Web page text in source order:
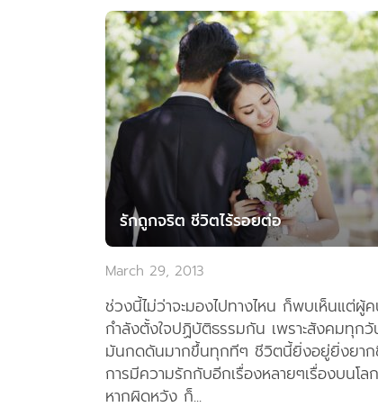
รักถูกจริต ชีวิตไร้รอยต่อ
March 29, 2013
ช่วงนี้ไม่ว่าจะมองไปทางไหน ก็พบเห็นแต่ผู้
กำลังตั้งใจปฏิบัติธรรมกัน เพราะสังคมทุก
มันกดดันมากขึ้นทุกทีๆ ชีวิตนี้ยิ่งอยู่ยิ่งยา
การมีความรักกับอีกเรื่องหลายๆเรื่องบนโล
หากผิดหวัง ก็...